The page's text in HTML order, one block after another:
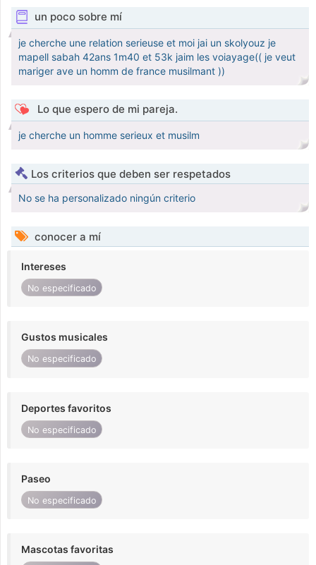
un poco sobre mí
je cherche une relation serieuse et moi jai un skolyouz je
mapell sabah 42ans 1m40 et 53k jaim les voiayage(( je veut
mariger ave un homm de france musilmant ))
Lo que espero de mi pareja.
je cherche un homme serieux et musilm
Los criterios que deben ser respetados
No se ha personalizado ningún criterio
conocer a mí
Intereses
No especificado
Gustos musicales
No especificado
Deportes favoritos
No especificado
Paseo
No especificado
Mascotas favoritas